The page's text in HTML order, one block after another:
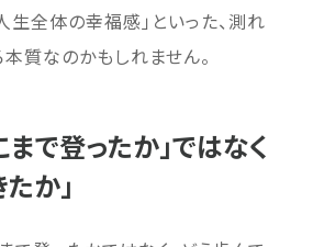
生全体の幸福感」といった、測れ
質なのかもしれません。
まで登ったか」ではなく
か」